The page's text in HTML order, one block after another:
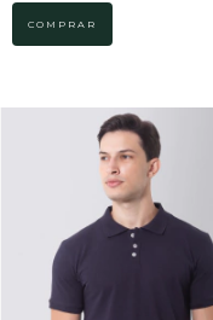
COMPRAR